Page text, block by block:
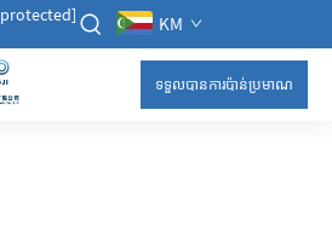
KM
ទទួលបានការប៉ាន់ប្រមាណ